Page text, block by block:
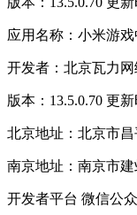
应用名称：小米游
开发者：北京瓦力网
版本：13.5.0.70 更
北京地址：北京市
南京地址：南京市
开发者平台 微信公